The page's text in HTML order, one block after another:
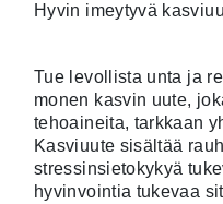
Hyvin imeytyvä
Tue levollista unta ja
monen kasvin uute,
tehoaineita, tarkkaan
Kasviuute sisältää
stressinsietokykyä
hyvinvointia tukevaa